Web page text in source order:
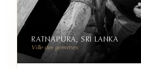
RATNAPURA, SRI LANKA
Ville des gemmes